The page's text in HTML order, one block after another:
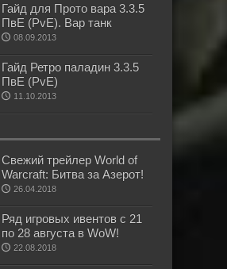
Гайд для Прото вара 3.3.5
ПвЕ (PvE). Вар танк
08.09.2013
Гайд Ретро паладин 3.3.5
ПвЕ (PvE)
11.10.2013
Свежий трейлер World of
Warcraft: Битва за Азерот!
26.04.2018
Ряд игровых ивентов с 21
по 28 августа в WoW!
22.08.2018